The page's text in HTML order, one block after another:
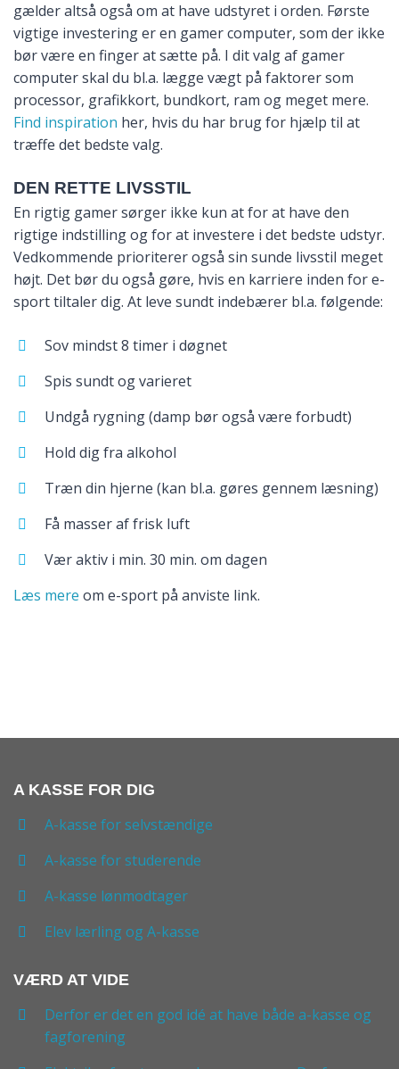
gælder altså også om at have udstyret i orden. Første
vigtige investering er en gamer computer, som der ikke
bør være en finger at sætte på. I dit valg af gamer
computer skal du bl.a. lægge vægt på faktorer som
processor, grafikkort, bundkort, ram og meget mere.
Find inspiration her, hvis du har brug for hjælp til at
træffe det bedste valg.
DEN RETTE LIVSSTIL
En rigtig gamer sørger ikke kun at for at have den
rigtige indstilling og for at investere i det bedste udstyr.
Vedkommende prioriterer også sin sunde livsstil meget
højt. Det bør du også gøre, hvis en karriere inden for e-
sport tiltaler dig. At leve sundt indebærer bl.a. følgende:
Sov mindst 8 timer i døgnet
Spis sundt og varieret
Undgå rygning (damp bør også være forbudt)
Hold dig fra alkohol
Træn din hjerne (kan bl.a. gøres gennem læsning)
Få masser af frisk luft
Vær aktiv i min. 30 min. om dagen
Læs mere om e-sport på anviste link.
A KASSE FOR DIG
A-kasse for selvstændige
A-kasse for studerende
A-kasse lønmodtager
Elev lærling og A-kasse
VÆRD AT VIDE
Derfor er det en god idé at have både a-kasse og
fagforening